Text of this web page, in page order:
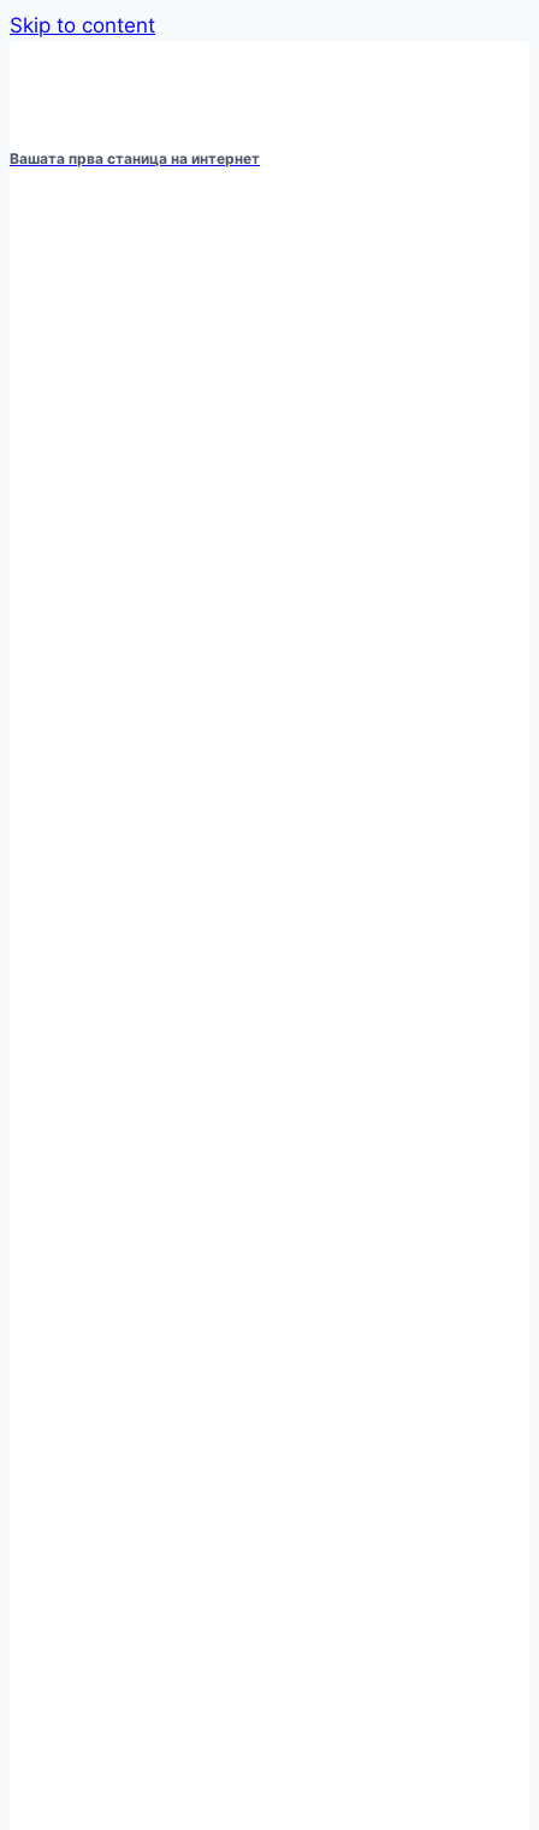
Skip to content
Вашата прва станица на интернет